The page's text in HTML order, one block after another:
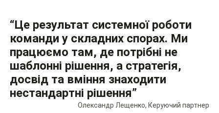
“Це результат системної роботи
команди у складних спорах. Ми
працюємо там, де потрібні не
шаблонні рішення, а стратегія,
досвід та вміння знаходити
нестандартні рішення”
Олександр Лещенко, Керуючий партнер